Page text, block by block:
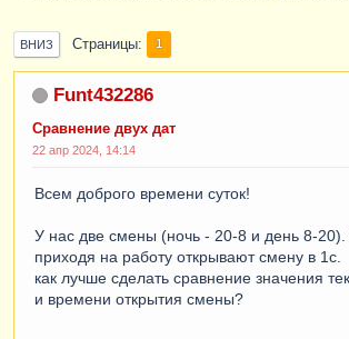
ВНИЗ Страницы 1
Funt432286
Сравнение двух дат
22 апр 2024, 14:14
Всем доброго времени суток!
У нас две смены (ночь - 20-8 и день 8-
приходя на работу открывают смену в 1с.
как лучше сделать сравнение значения
и времени открытия смены?